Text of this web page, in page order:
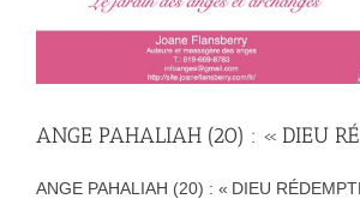
l&apos;image
ANGE PAHALIAH (20) : « DIEU
ANGE PAHALIAH (20) : « DIEU